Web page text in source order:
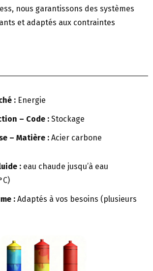
nous garantissons des systèmes
et adaptés aux contraintes
:Energie
– Code :Stockage
– Matière :Acier carbone
: eau chaude jusqu’à eau
: Adaptés à vos besoins (plusieurs